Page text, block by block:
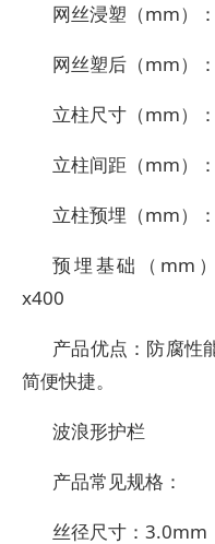
网丝浸塑（mm）
网丝塑后（mm）
立柱尺寸（mm）
立柱间距（mm）
立柱预埋（mm）
预埋基础（mm
x400
产品优点：防腐性
简便快捷。
波浪形护栏
产品常见规格：
丝径尺寸：3.0mm